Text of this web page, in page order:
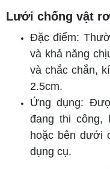
Lưới chống vật
Đặc điểm:
và khả năng
và chắc chắn,
2.5cm.
Ứng dụng:
đang thi công,
hoặc bên dưới
dụng cụ.